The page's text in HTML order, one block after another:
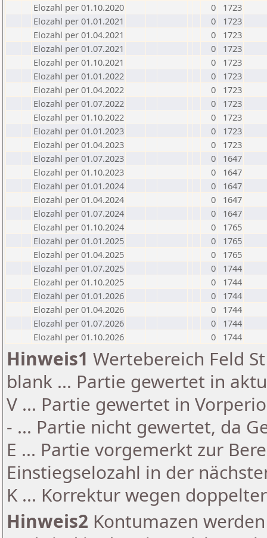
Elozahl per 01.10.2020
0
1723
Elozahl per 01.01.2021
0
1723
Elozahl per 01.04.2021
0
1723
Elozahl per 01.07.2021
0
1723
Elozahl per 01.10.2021
0
1723
Elozahl per 01.01.2022
0
1723
Elozahl per 01.04.2022
0
1723
Elozahl per 01.07.2022
0
1723
Elozahl per 01.10.2022
0
1723
Elozahl per 01.01.2023
0
1723
Elozahl per 01.04.2023
0
1723
Elozahl per 01.07.2023
0
1647
Elozahl per 01.10.2023
0
1647
Elozahl per 01.01.2024
0
1647
Elozahl per 01.04.2024
0
1647
Elozahl per 01.07.2024
0
1647
Elozahl per 01.10.2024
0
1765
Elozahl per 01.01.2025
0
1765
Elozahl per 01.04.2025
0
1765
Elozahl per 01.07.2025
0
1744
Elozahl per 01.10.2025
0
1744
Elozahl per 01.01.2026
0
1744
Elozahl per 01.04.2026
0
1744
Elozahl per 01.07.2026
0
1744
Elozahl per 01.10.2026
0 1744
Hinweis1 Wertebereich Feld
blank ... Partie gewertet in
V ... Partie gewertet in
- ... Partie nicht gewertet, da
E ... Partie vorgemerkt zur
Einstiegselozahl in der
K ... Korrektur wegen
Hinweis2 Kontumazen